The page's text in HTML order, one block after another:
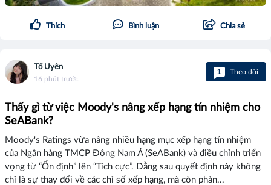
Thích Bình luận Chia sẻ
Tố Uyên
16 phút trước
1 Theo dõi
Thấy gì từ việc Moody's nâng xếp hạng tín nhiệm cho
SeABank?
Moody's Ratings vừa nâng nhiều hạng mục xếp hạng tín nhiệm
của Ngân hàng TMCP Đông Nam Á (SeABank) và điều chỉnh triển
vọng từ “Ổn định” lên “Tích cực”. Đằng sau quyết định này không
chỉ là sự thay đổi về các chỉ số xếp hạng, mà còn phản...